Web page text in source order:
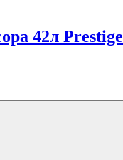
42л Prestige